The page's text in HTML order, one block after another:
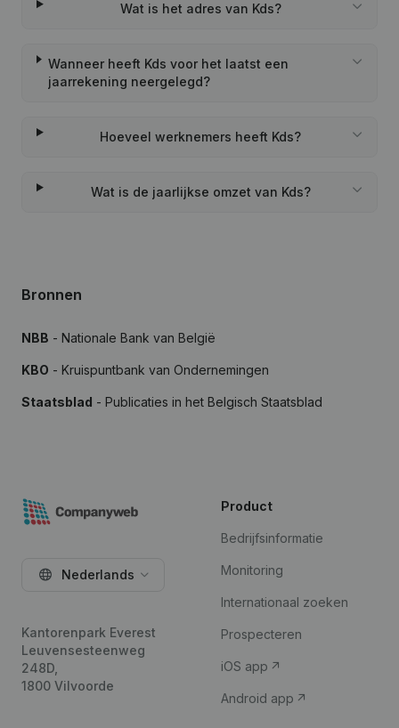
Wat is het adres van Kds?
Wanneer heeft Kds voor het laatst een
jaarrekening neergelegd?
Hoeveel werknemers heeft Kds?
Wat is de jaarlijkse omzet van Kds?
Bronnen
NBB - Nationale Bank van België
KBO - Kruispuntbank van Ondernemingen
Staatsblad - Publicaties in het Belgisch Staatsblad
Nederlands
Kantorenpark Everest
Leuvensesteenweg
248D,
1800 Vilvoorde
Product
Bedrijfsinformatie
Monitoring
Internationaal zoeken
Prospecteren
iOS app
Android app